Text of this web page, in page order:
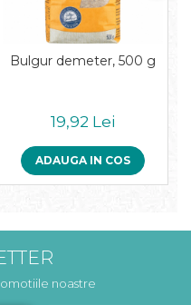
Bulgur demeter, 500 g
19,92 Lei
ADAUGA IN COS
noastre